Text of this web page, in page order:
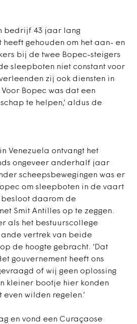
bedrijf 43 jaar lang
gehouden om het aan- en
bij de twee Bopec-steigers
sleepboten niet constant voor
zij ook diensten in
Bopec was dat een
te helpen,’ aldus de
Venezuela ontvangt het
ongeveer anderhalf jaar
scheepsbewegingen was er
om sleepboten in de vaart
daarom de
Smit Antilles op te zeggen.
als het bestuurscollege
vertrek van beide
de hoogte gebracht. ‘Dat
gouvernement heeft ons
of wij geen oplossing
kleiner bootje hier konden
wilden regelen.’
en vond een Curaçaose